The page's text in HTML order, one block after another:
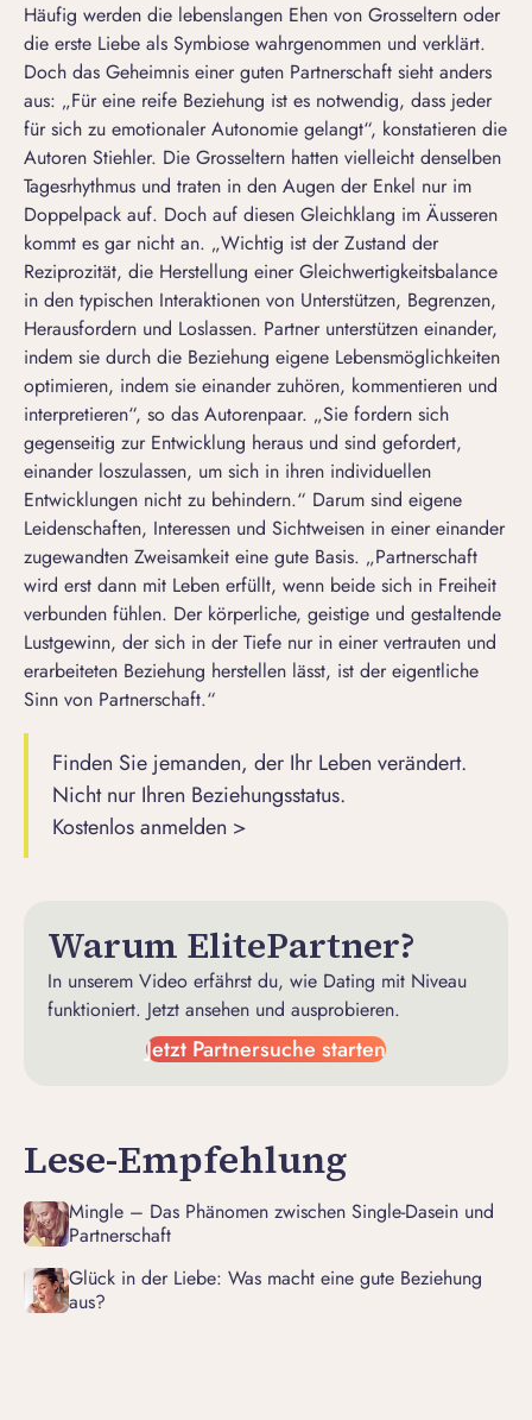
Häufig werden die lebenslangen Ehen von Grosseltern oder
die erste Liebe als Symbiose wahrgenommen und verklärt.
Doch das Geheimnis einer guten Partnerschaft sieht anders
aus: „Für eine reife Beziehung ist es notwendig, dass jeder
für sich zu emotionaler Autonomie gelangt“, konstatieren die
Autoren Stiehler. Die Grosseltern hatten vielleicht denselben
Tagesrhythmus und traten in den Augen der Enkel nur im
Doppelpack auf. Doch auf diesen Gleichklang im Äusseren
kommt es gar nicht an. „Wichtig ist der Zustand der
Reziprozität, die Herstellung einer Gleichwertigkeitsbalance
in den typischen Interaktionen von Unterstützen, Begrenzen,
Herausfordern und Loslassen. Partner unterstützen einander,
indem sie durch die Beziehung eigene Lebensmöglichkeiten
optimieren, indem sie einander zuhören, kommentieren und
interpretieren“, so das Autorenpaar. „Sie fordern sich
gegenseitig zur Entwicklung heraus und sind gefordert,
einander loszulassen, um sich in ihren individuellen
Entwicklungen nicht zu behindern.“ Darum sind eigene
Leidenschaften, Interessen und Sichtweisen in einer einander
zugewandten Zweisamkeit eine gute Basis. „Partnerschaft
wird erst dann mit Leben erfüllt, wenn beide sich in Freiheit
verbunden fühlen. Der körperliche, geistige und gestaltende
Lustgewinn, der sich in der Tiefe nur in einer vertrauten und
erarbeiteten Beziehung herstellen lässt, ist der eigentliche
Sinn von Partnerschaft.“
Finden Sie jemanden, der Ihr Leben verändert.
Nicht nur Ihren Beziehungsstatus.
Kostenlos anmelden >
Warum ElitePartner?
In unserem Video erfährst du, wie Dating mit Niveau
funktioniert. Jetzt ansehen und ausprobieren.
Jetzt Partnersuche starten
Lese-Empfehlung
Mingle – Das Phänomen zwischen Single-Dasein und
Partnerschaft
Glück in der Liebe: Was macht eine gute Beziehung
aus?